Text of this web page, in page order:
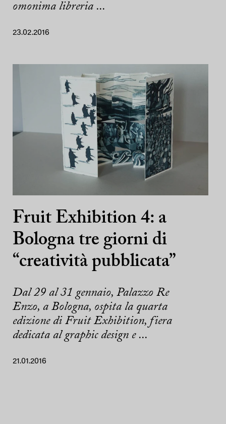
omonima libreria ...
23.02.2016
Fruit Exhibition 4: a
Bologna tre giorni di
“creatività pubblicata”
Dal 29 al 31 gennaio, Palazzo Re
Enzo, a Bologna, ospita la quarta
edizione di Fruit Exhibition, fiera
dedicata al graphic design e ...
21.01.2016